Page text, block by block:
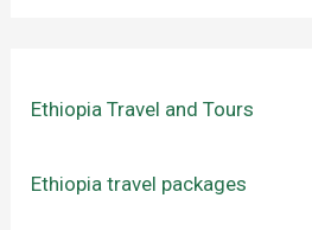
Ethiopia Travel and Tours
Ethiopia travel packages